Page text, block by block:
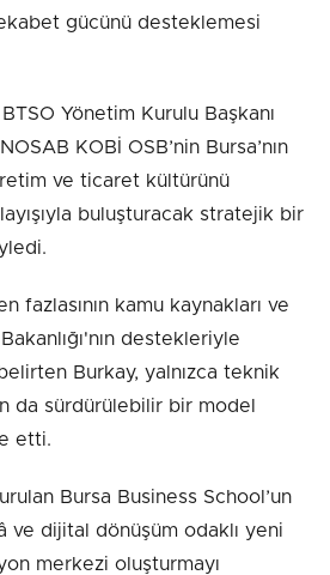
gücünü desteklemesi
Yönetim Kurulu Başkanı
KOBİ OSB’nin Bursa’nın
ve ticaret kültürünü
buluşturacak stratejik bir
fazlasının kamu kaynakları ve
destekleriyle
Burkay, yalnızca teknik
da sürdürülebilir bir model
etti.
Bursa Business School’un
ve dijital dönüşüm odaklı yeni
merkezi oluşturmayı